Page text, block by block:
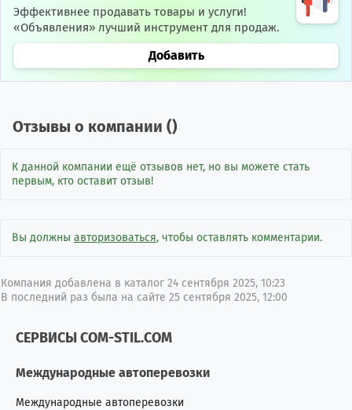
Эффективнее продавать товары и услуги!
«Объявления» лучший инструмент для продаж.
Добавить
Отзывы о компании ()
К данной компании ещё отзывов нет, но вы можете стать
первым, кто оставит отзыв!
Вы должны авторизоваться, чтобы оставлять комментарии.
Компания добавлена в каталог 24 сентября 2025, 10:23
В последний раз была на сайте 25 сентября 2025, 12:00
СЕРВИСЫ COM-STIL.COM
Международные автоперевозки
Международные автоперевозки